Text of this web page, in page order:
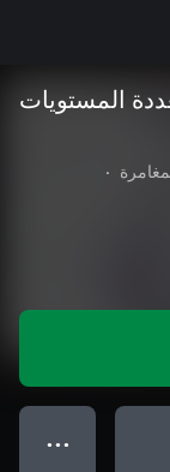
المستويات
•
● ● ●